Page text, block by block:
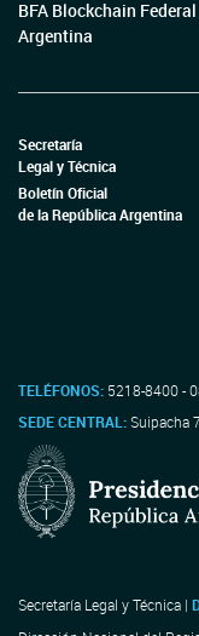
BFA Blockchain Federal
Argentina
Secretaría
Legal y Técnica
Boletín Oficial
de la República Argentina
TELÉFONOS: 5218-8400 -
SEDE CENTRAL:Suipacha
Secretaría Legal y Técnica |